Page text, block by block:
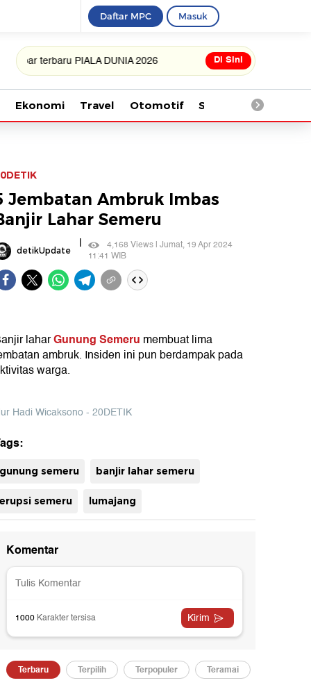
Daftar MPC Masuk
PIALA DUNIA 2026 Di Sini
Ekonomi Travel Otomotif Saintek
Jembatan Ambruk Imbas
Lahar Semeru
detikUpdate |
4,168 Views | Jumat, 19 Apr 2024
11:41 WIB
laharGunung Semeru membuat lima
ambruk. Insiden ini pun berdampak pada
warga.
Hadi Wicaksono - 20DETIK
gunung semeru banjir lahar semeru
erupsi semeru lumajang